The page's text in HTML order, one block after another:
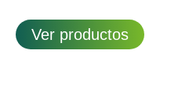
Ver productos